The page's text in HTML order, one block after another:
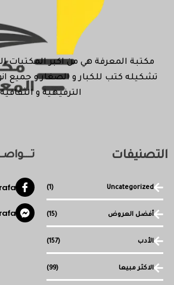
مكتبة المعرفة هي من اكبر المكتبات
تشكيله كتب للكبار و الصغار و جميع
الترفيهية و الثقافية
التصنيفات
Uncategorized
(1)
أفضل العروض (15)
الأدب (157)
الاكثر مبيعا (99)